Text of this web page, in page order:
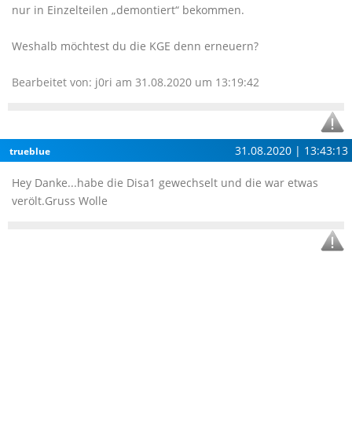
nur in Einzelteilen „demontiert“ bekommen.
Weshalb möchtest du die KGE denn erneuern?
Bearbeitet von: j0ri am 31.08.2020 um 13:19:42
trueblue 31.08.2020 | 13:43:13
Hey Danke...habe die Disa1 gewechselt und die war etwas
verölt.Gruss Wolle